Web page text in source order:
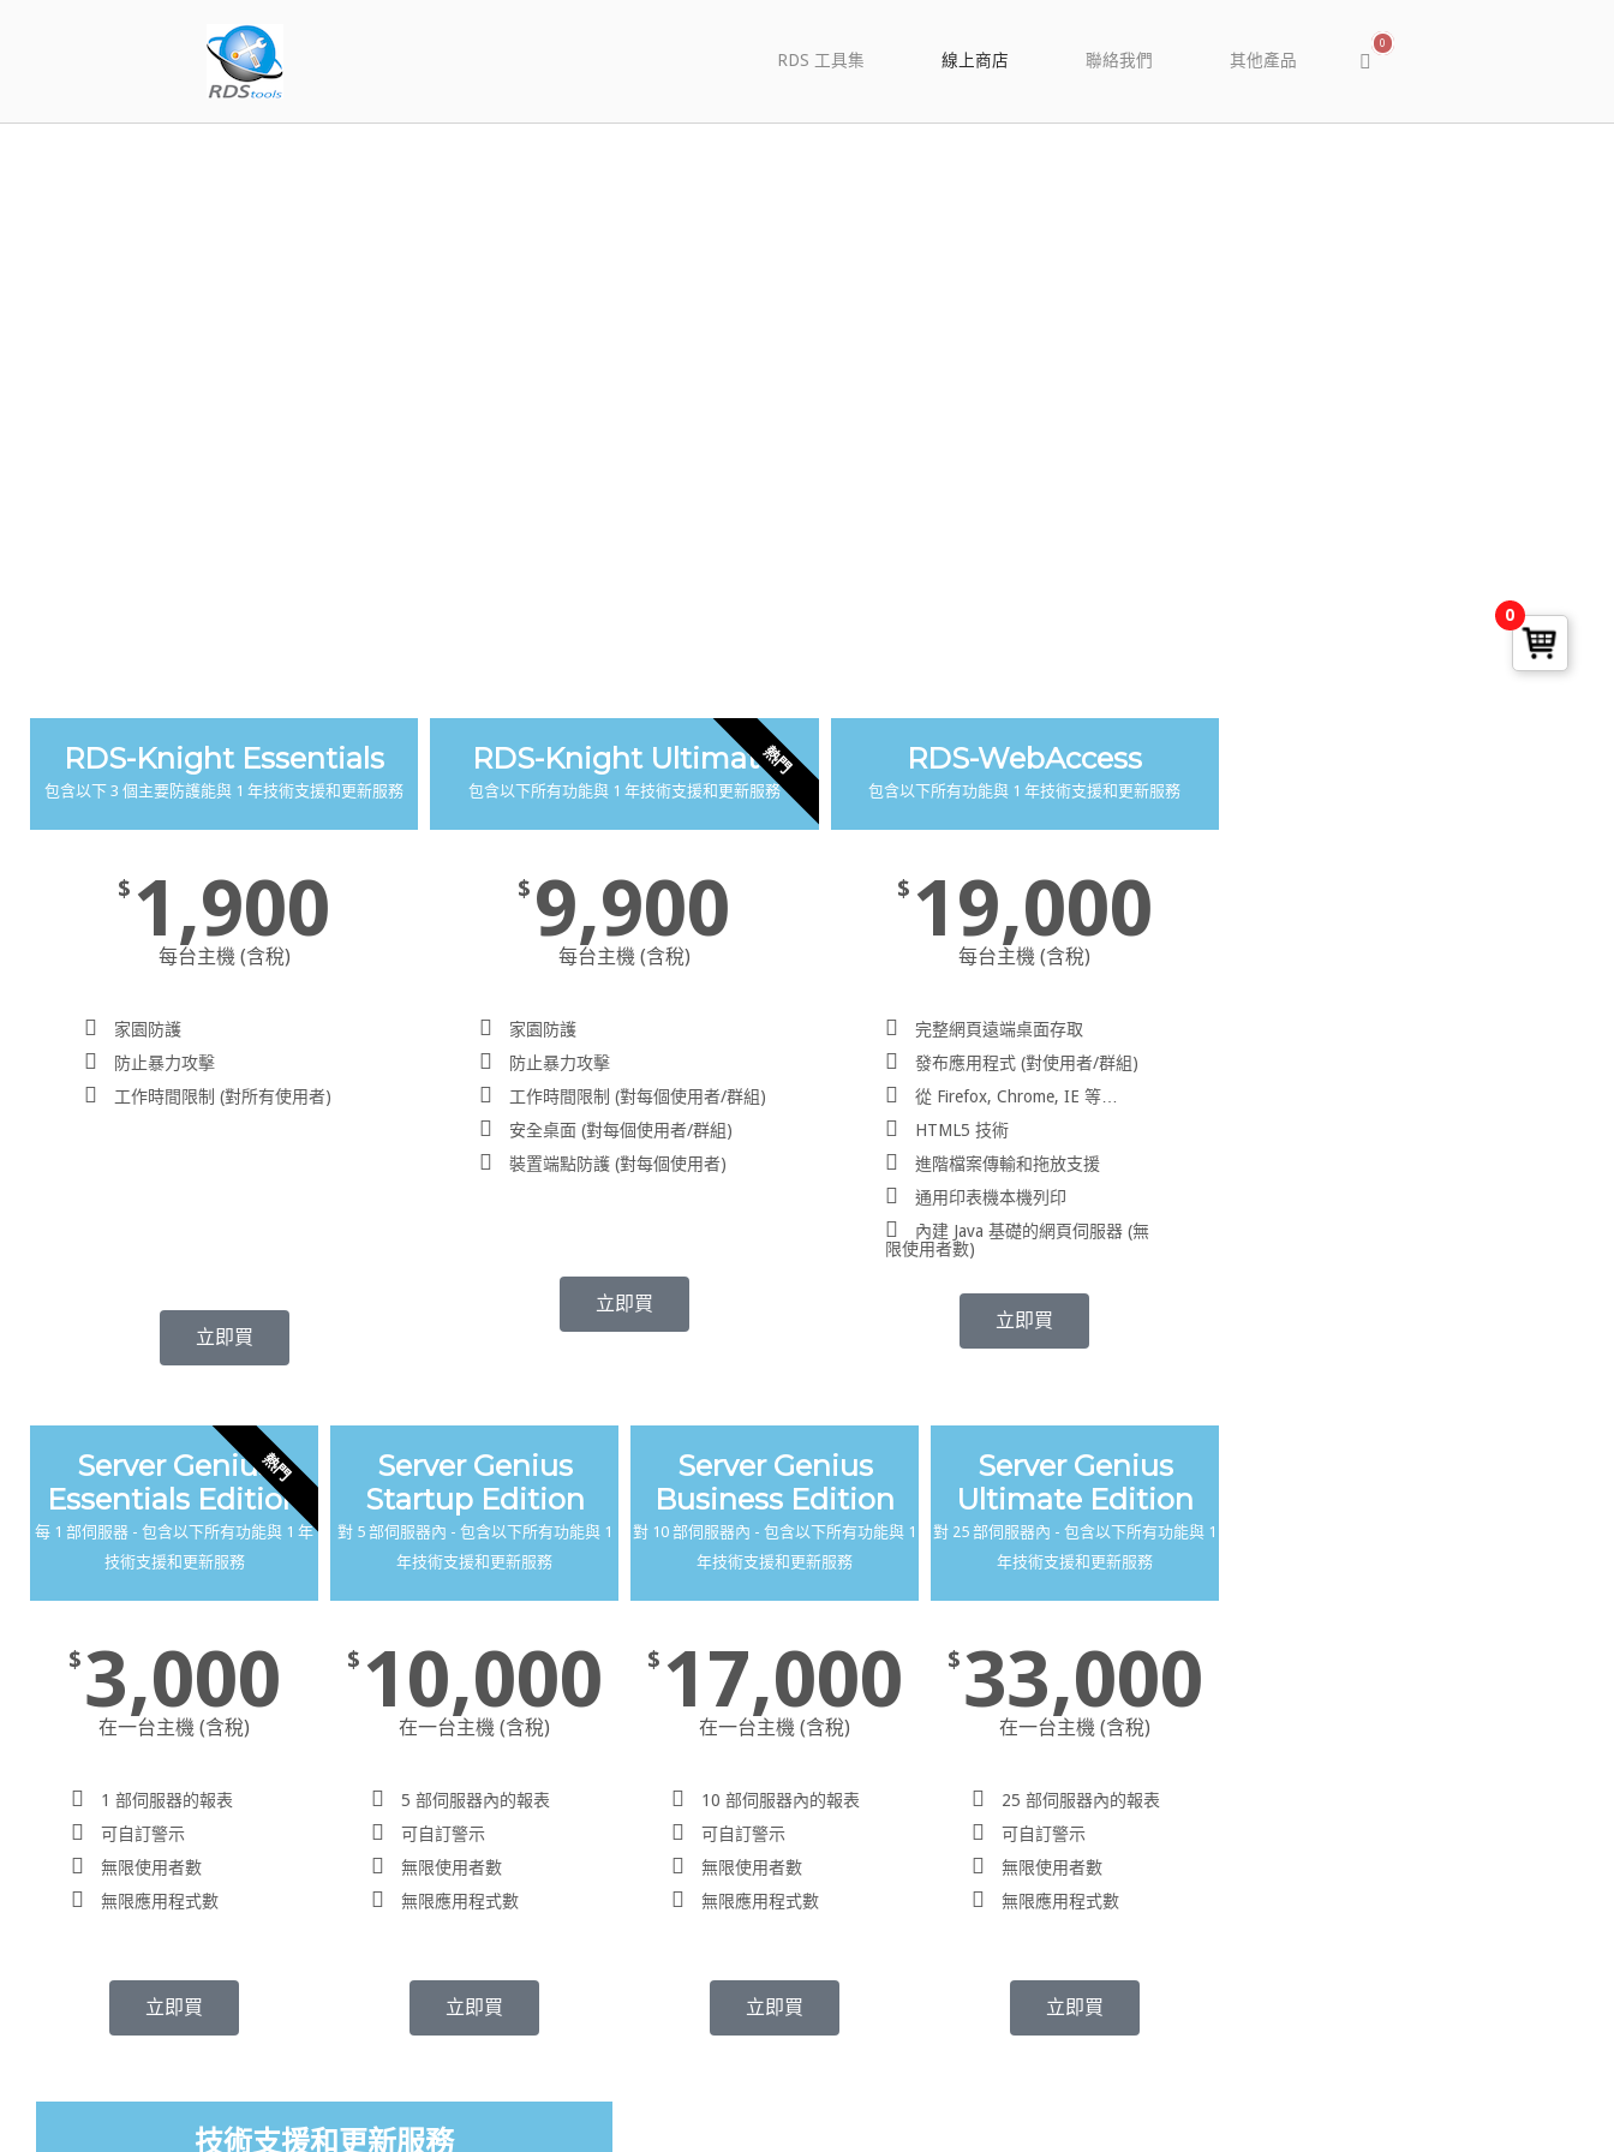
RDS 工具集 線上商店 聯絡我們 其他產品
0
RDS-Knight Essentials
包含以下 3 個主要防護能與 1 年技術支援和更新服務
$ 1,900
每台主機 (含稅)
家園防護
防止暴力攻擊
工作時間限制 (對所有使用者)
立即買
RDS-Knight Ultimate
包含以下所有功能與 1 年技術支援和更新服務
$ 9,900
每台主機 (含稅)
家園防護
防止暴力攻擊
工作時間限制 (對每個使用者/群組)
安全桌面 (對每個使用者/群組)
裝置端點防護 (對每個使用者)
立即買
熱門 RDS-WebAccess
包含以下所有功能與 1 年技術支援和更新服務
$ 19,000
每台主機 (含稅)
完整網頁遠端桌面存取
發布應用程式 (對使用者/群組)
從 Firefox, Chrome, IE 等…
HTML5 技術
進階檔案傳輸和拖放支援
通用印表機本機列印
內建 Java 基礎的網頁伺服器 (無
限使用者數)
立即買
Server Genius
Essentials Edition
每 1 部伺服器 - 包含以下所有功能與 1 年
技術支援和更新服務
$ 3,000
在一台主機 (含稅)
1 部伺服器的報表
可自訂警示
無限使用者數
無限應用程式數
立即買
熱門
Server Genius
Startup Edition
對 5 部伺服器內 - 包含以下所有功能與 1
年技術支援和更新服務
$ 10,000
在一台主機 (含稅)
5 部伺服器內的報表
可自訂警示
無限使用者數
無限應用程式數
立即買
Server Genius
Business Edition
對 10 部伺服器內 - 包含以下所有功能與 1
年技術支援和更新服務
$ 17,000
在一台主機 (含稅)
10 部伺服器內的報表
可自訂警示
無限使用者數
無限應用程式數
立即買
Server Genius
Ultimate Edition
對 25 部伺服器內 - 包含以下所有功能與 1
年技術支援和更新服務
$ 33,000
在一台主機 (含稅)
25 部伺服器內的報表
可自訂警示
無限使用者數
無限應用程式數
立即買
技術支援和更新服務
0